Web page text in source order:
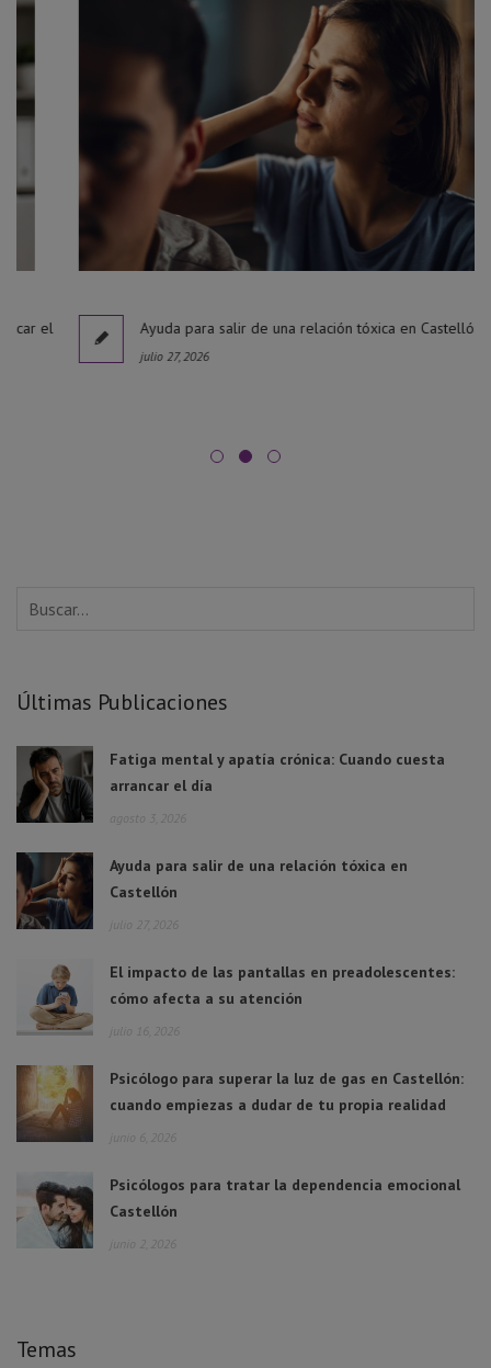
Ayuda para salir de una relación tóxica en Castellón
julio 27, 2026
Últimas Publicaciones
Fatiga mental y apatía crónica: Cuando cuesta
arrancar el día
agosto 3, 2026
Ayuda para salir de una relación tóxica en
Castellón
julio 27, 2026
El impacto de las pantallas en preadolescentes:
cómo afecta a su atención
julio 16, 2026
Psicólogo para superar la luz de gas en Castellón:
cuando empiezas a dudar de tu propia realidad
junio 6, 2026
Psicólogos para tratar la dependencia emocional
Castellón
junio 2, 2026
Temas